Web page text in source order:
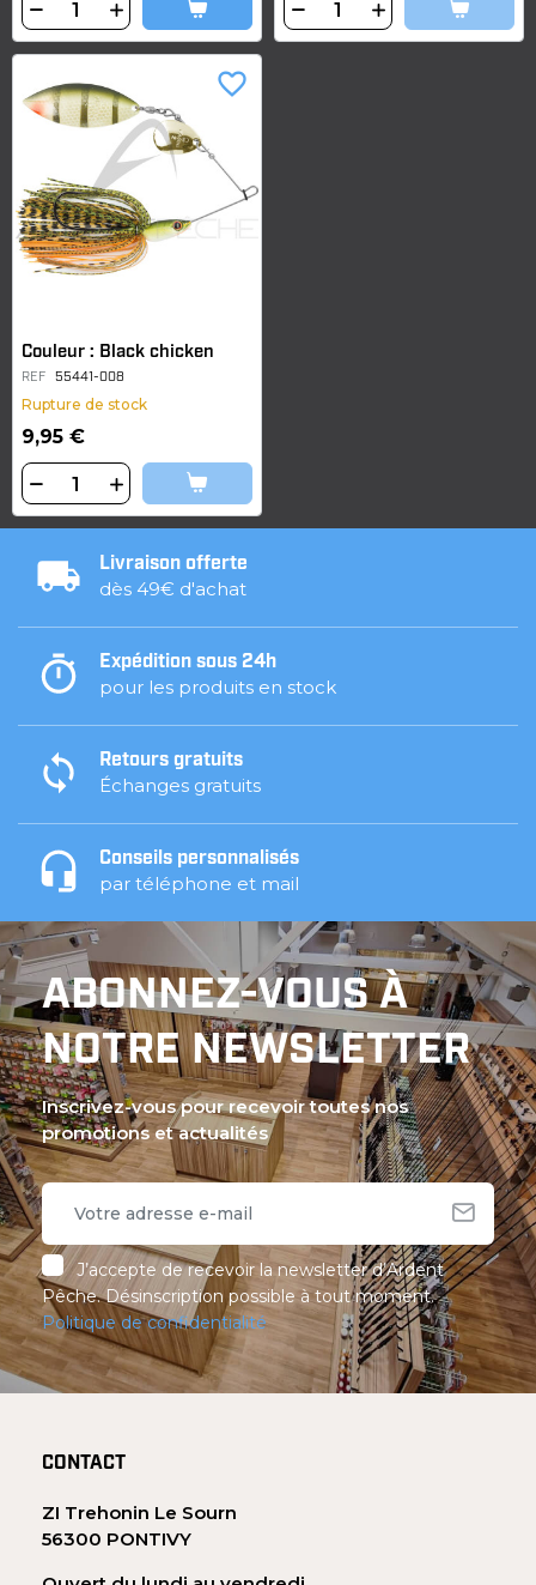
Couleur : Black chicken
REF 55441-008
Rupture de stock
9,95 €
favorite_border
Livraison offerte
dès 49€ d'achat
Expédition sous 24h
pour les produits en stock
Retours gratuits
Échanges gratuits
Conseils personnalisés
par téléphone et mail
ABONNEZ-VOUS À
NOTRE NEWSLETTER
Inscrivez-vous pour recevoir toutes nos
promotions et actualités
J’accepte de recevoir la newsletter d’Ardent
Pêche. Désinscription possible à tout moment.
Politique de confidentialité
CONTACT
ZI Trehonin Le Sourn
56300 PONTIVY